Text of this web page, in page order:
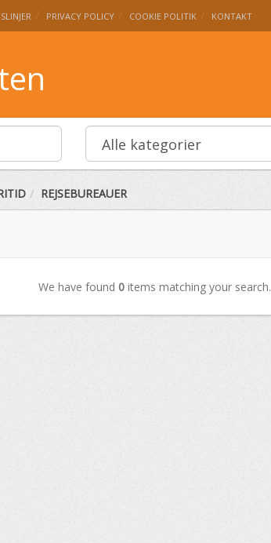
PRIVACY POLICY COOKIE POLITIK KONTAKT
REJSEBUREAUER
We have found 0items matching your search.